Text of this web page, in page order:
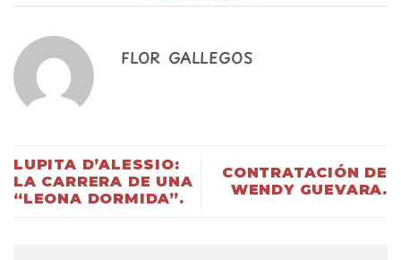
FLOR GALLEGOS
LUPITA D’ALESSIO:
LA CARRERA DE UNA
“LEONA DORMIDA”.
CONTRATACIÓN DE
WENDY GUEVARA.